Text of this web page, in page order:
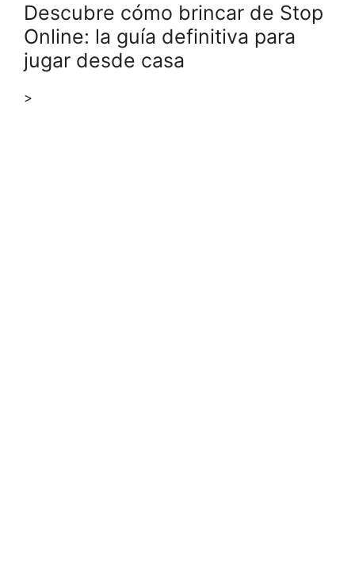
Descubre cómo brincar de Stop
Online: la guía definitiva para
jugar desde casa
>